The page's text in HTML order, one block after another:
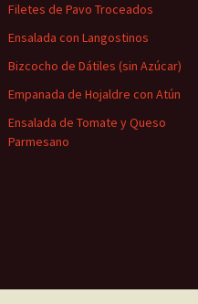
Filetes de Pavo Troceados
Ensalada con Langostinos
Bizcocho de Dátiles (sin Azúcar)
Empanada de Hojaldre con Atún
Ensalada de Tomate y Queso
Parmesano